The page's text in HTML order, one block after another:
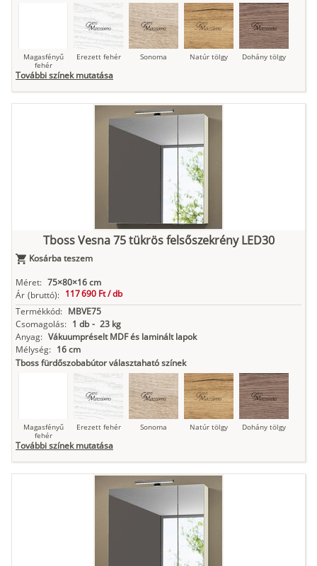
Magasfényű
fehér
Erezett fehér Sonoma Natúr tölgy Dohány tölgy
Grafit fa
Füstös zöld
Antracit Matt fekete
További színek mutatása
Tboss Vesna 75 tükrös felsőszekrény LED30
Kosárba teszem
Méret: 75×80×16 cm
Ár (bruttó): 117 690 Ft /db
Termékkód: MBVE75
Csomagolás: 1 db - 23 kg
Anyag: Vákuumpréselt MDF és laminált lapok
Mélység: 16 cm
Tboss fürdőszobabútor választaható színek
Magasfényű
fehér
Erezett fehér Sonoma Natúr tölgy Dohány tölgy
Grafit fa
További színek mutatása